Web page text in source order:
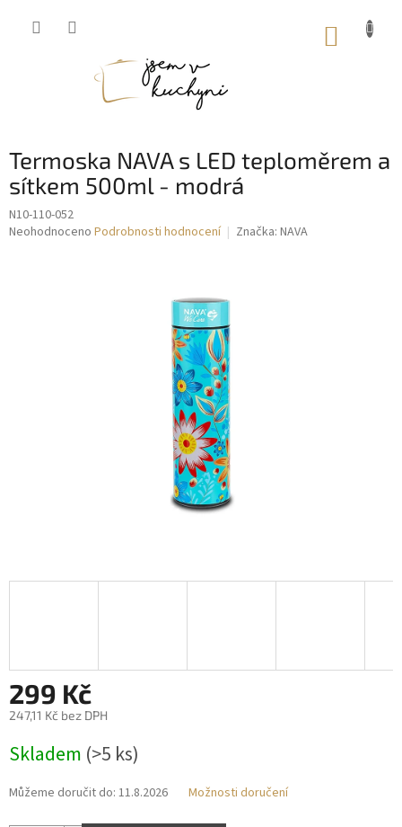
Termoska NAVA s LED teploměrem a
sítkem 500ml - modrá
N10-110-052
Průměrné
Neohodnoceno Podrobnosti hodnocení Značka: NAVA
299 Kč
247,11 Kč bez DPH
cena:
Skladem (>5 ks)
Můžeme doručit do: 11.8.2026 Možnosti doručení